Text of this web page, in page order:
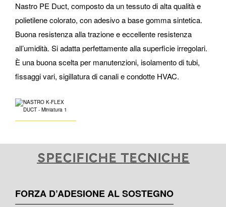
Nastro PE Duct, composto da un tessuto di alta qualità e
polietilene colorato, con adesivo a base gomma sintetica.
Buona resistenza alla trazione e eccellente resistenza
all’umidità. Si adatta perfettamente alla superficie irregolari.
È una buona scelta per manutenzioni, isolamento di tubi,
fissaggi vari, sigillatura di canali e condotte HVAC.
Specifiche tecniche
FORZA D’ADESIONE AL SOSTEGNO